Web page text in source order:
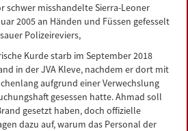
schwer misshandelte Sierra-Leoner
2005 an Händen und Füssen gefesselt
Polizeireviers,
Kurde starb im September 2018
in der JVA Kleve, nachdem er dort mit
aufgrund einer Verwechslung
gesessen hatte. Ahmad soll
gesetzt haben, doch offizielle
dazu auf, warum das Personal der